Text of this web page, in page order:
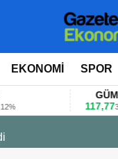
EKONOMİ SPOR
GÜMÜŞ
3,23%